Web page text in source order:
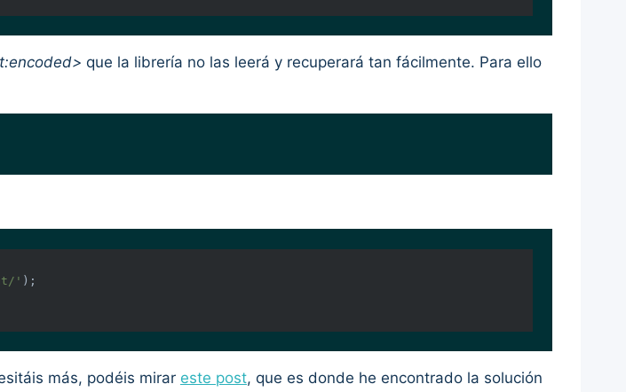
que la librería no las leerá y recuperará tan fácilmente. Para ello
'
más, podéis mirar este post, que es donde he encontrado la solución